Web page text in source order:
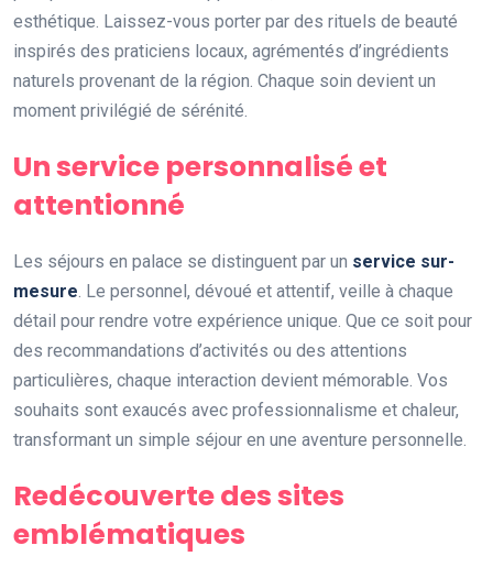
esthétique. Laissez-vous porter par des rituels de beauté
inspirés des praticiens locaux, agrémentés d’ingrédients
naturels provenant de la région. Chaque soin devient un
moment privilégié de sérénité.
Un service personnalisé et
attentionné
Les séjours en palace se distinguent par un service sur-
mesure . Le personnel, dévoué et attentif, veille à chaque
détail pour rendre votre expérience unique. Que ce soit pour
des recommandations d’activités ou des attentions
particulières, chaque interaction devient mémorable. Vos
souhaits sont exaucés avec professionnalisme et chaleur,
transformant un simple séjour en une aventure personnelle.
Redécouverte des sites
emblématiques